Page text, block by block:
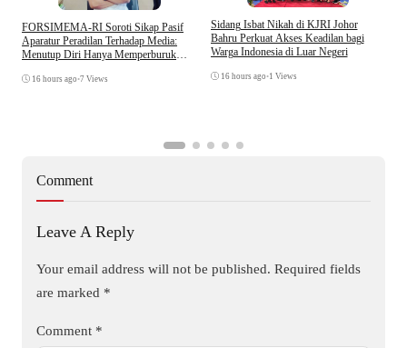
​FORSIMEMA-RI Soroti Sikap Pasif
Aparatur Peradilan Terhadap Media:
Menutup Diri Hanya Memperburuk
16 hours ago •7 Views
Sidang Isbat Nikah di KJRI Johor
Bahru Perkuat Akses Keadilan bagi
Warga Indonesia di Luar Negeri
16 hours ago •1 Views
Comment
Leave A Reply
Your email address will not be published. Required fields
are marked *
Comment *